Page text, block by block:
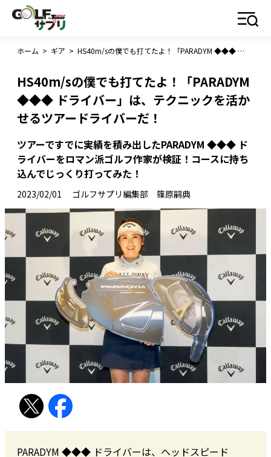
ホーム > ギア > HS40m/sの僕でも打てたよ！「PARADYM ◆◆◆ ドライバー」は、テクニックを活かせるツアードライバーだ！
HS40m/sの僕でも打てたよ！「PARADYM
◆◆◆ ドライバー」は、テクニックを活か
せるツアードライバーだ！
ツアーですでに実績を積み出したPARADYM ◆◆◆ ド
ライバーをロマン派ゴルフ作家が検証！コースに持ち
込んでじっくり打ってみた！
2023/02/01 ゴルフサプリ編集部 篠原嗣典
PARADYM ◆◆◆ ドライバーは、ヘッドスピード